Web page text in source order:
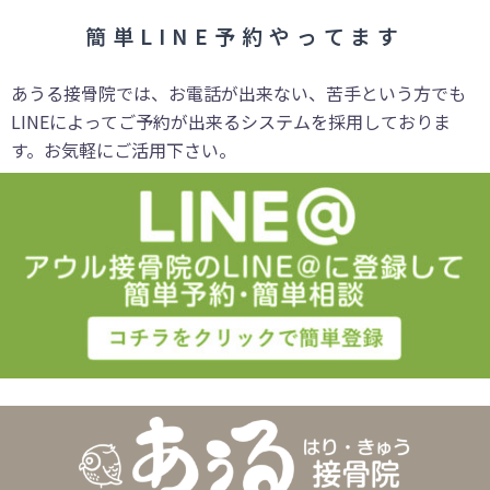
簡単LINE予約やってます
あうる接骨院では、お電話が出来ない、苦手という方でも
LINEによってご予約が出来るシステムを採用しておりま
す。お気軽にご活用下さい。